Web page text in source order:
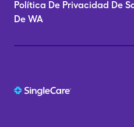
Política De Privacidad De
De WA